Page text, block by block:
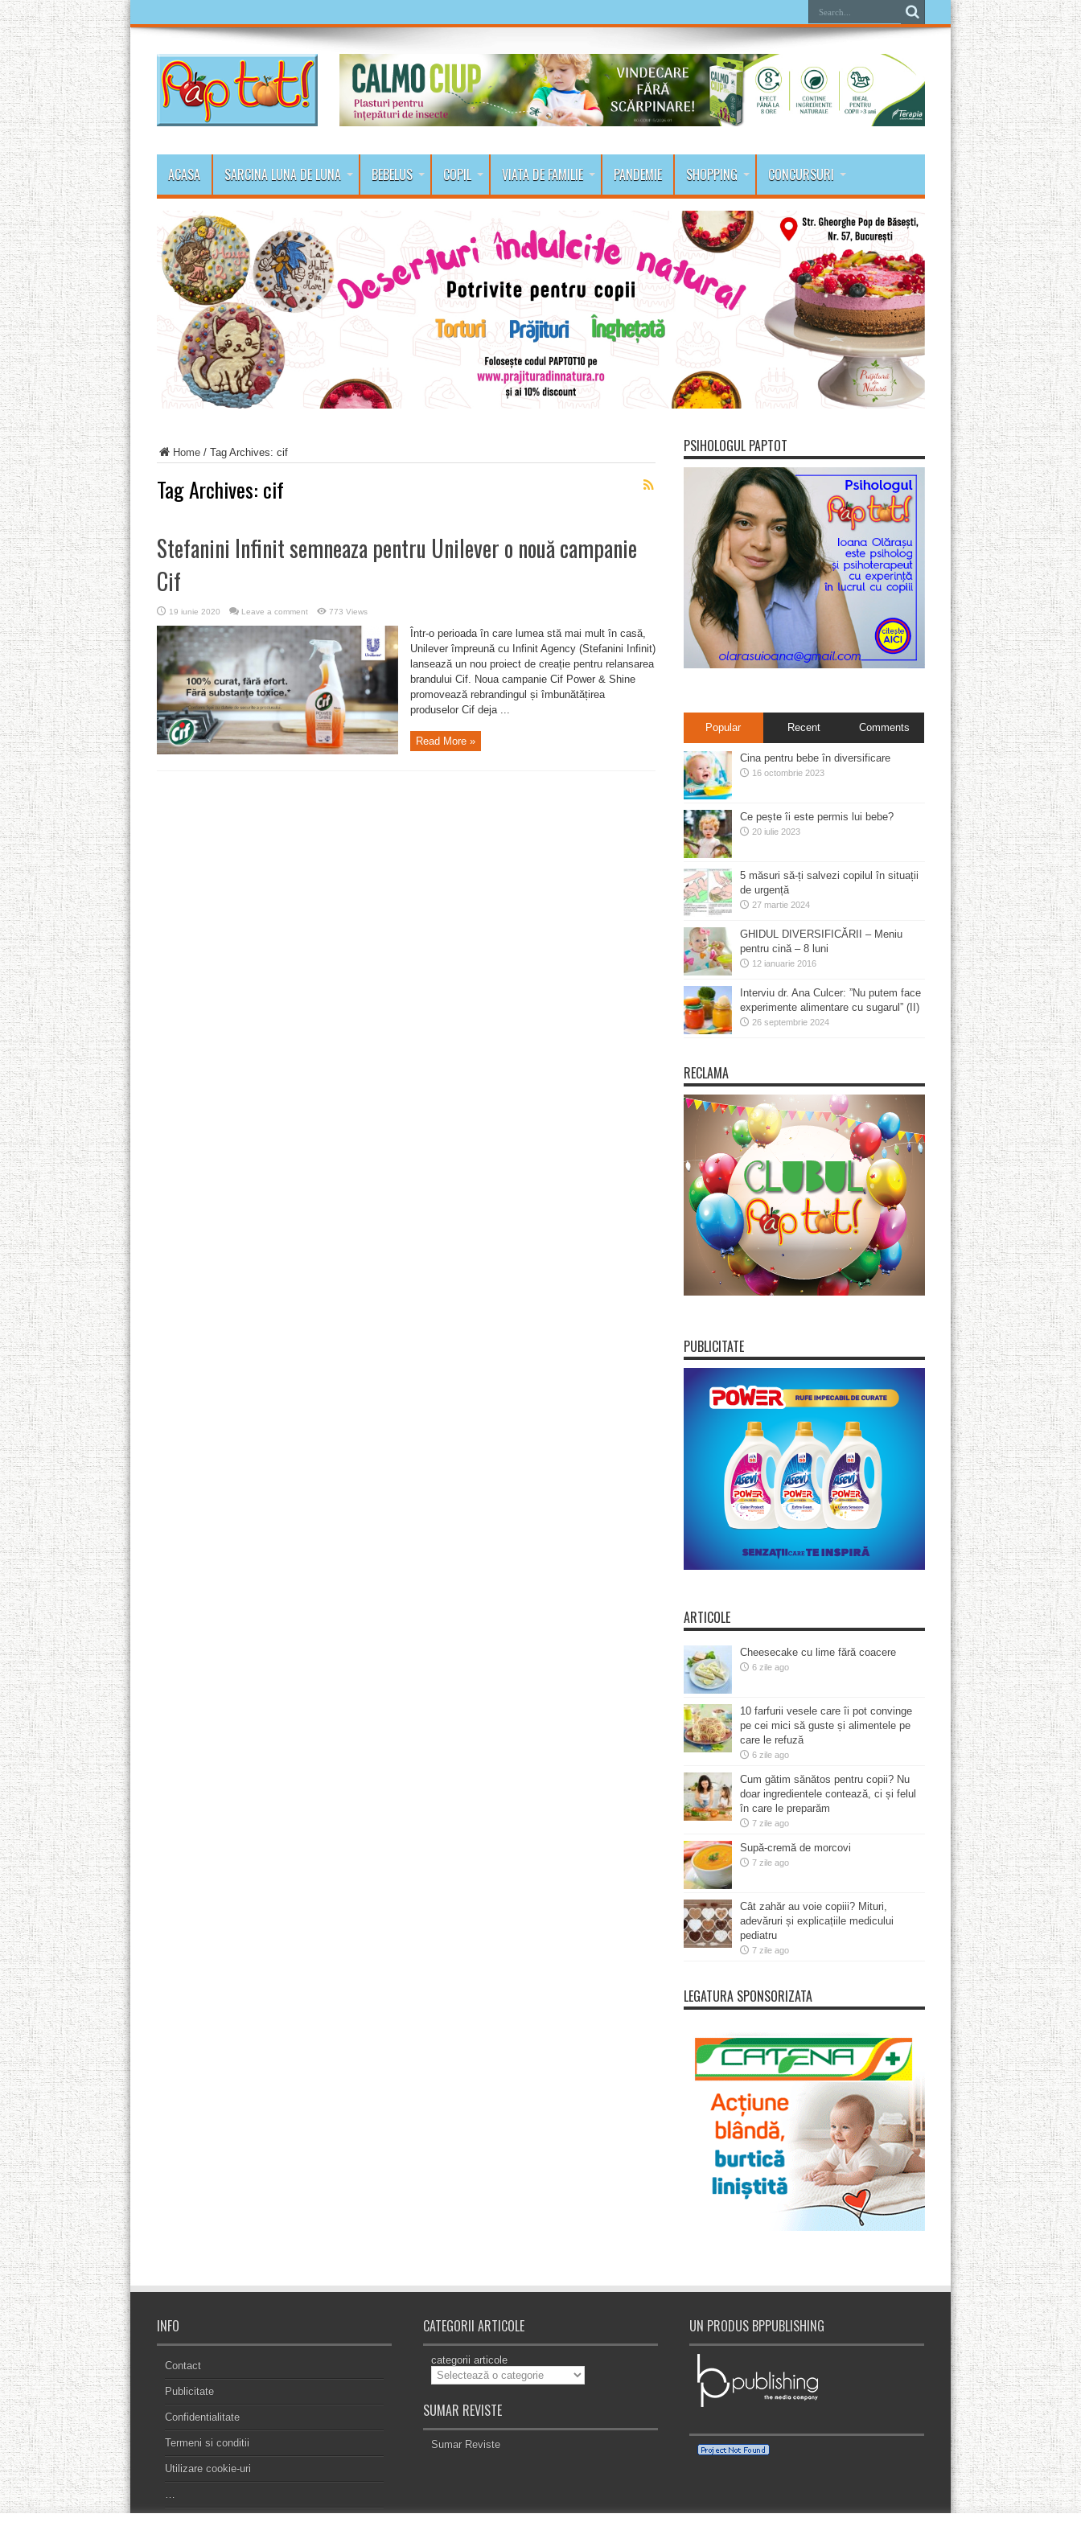
ACASA SARCINA LUNA DE LUNA BEBELUS COPIL VIATA DE FAMILIE PANDEMIE SHOPPING CONCURSURI
Home/ Tag Archives: cif
Tag Archives: cif
Stefanini Infinit semneaza pentru Unilever o nouă campanie
Cif
19 iunie 2020 Leave a comment 773 Views
Într-o perioada în care lumea stă mai mult în casă,
Unilever împreună cu Infinit Agency (Stefanini Infinit)
lansează un nou proiect de creație pentru relansarea
brandului Cif. Noua campanie Cif Power & Shine
promovează rebrandingul și îmbunătățirea
produselor Cif deja ...
Read More »
PSIHOLOGUL PAPTOT
Popular Recent Comments
Cina pentru bebe în diversificare
16 octombrie 2023
Ce pește îi este permis lui bebe?
20 iulie 2023
5 măsuri să-ți salvezi copilul în situații
de urgență
27 martie 2024
GHIDUL DIVERSIFICĂRII – Meniu
pentru cină – 8 luni
12 ianuarie 2016
Interviu dr. Ana Culcer: ”Nu putem face
experimente alimentare cu sugarul” (II)
26 septembrie 2024
RECLAMA
PUBLICITATE
ARTICOLE
Cheesecake cu lime fără coacere
6 zile ago
10 farfurii vesele care îi pot convinge
pe cei mici să guste și alimentele pe
care le refuză
6 zile ago
Cum gătim sănătos pentru copii? Nu
doar ingredientele contează, ci și felul
în care le preparăm
7 zile ago
Supă-cremă de morcovi
7 zile ago
Cât zahăr au voie copiii? Mituri,
adevăruri și explicațiile medicului
pediatru
7 zile ago
LEGATURA SPONSORIZATA
INFO
Contact
Publicitate
Confidentialitate
Termeni si conditii
Utilizare cookie-uri
…
CATEGORII ARTICOLE
categorii articole
SUMAR REVISTE
Sumar Reviste
UN PRODUS BPPUBLISHING